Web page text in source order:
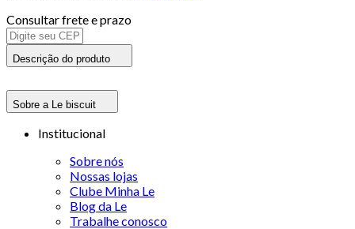
Consultar frete e prazo
Descrição do produto
Sobre a Le biscuit
Institucional
Sobre nós
Nossas lojas
Clube Minha Le
Blog da Le
Trabalhe conosco